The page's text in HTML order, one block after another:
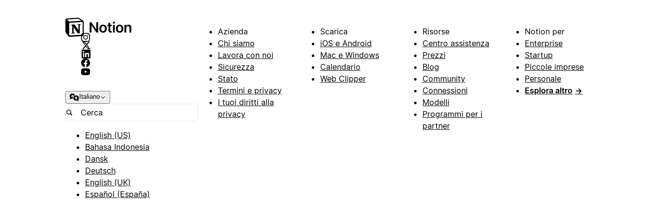
Italiano
English (US)
Bahasa Indonesia
Dansk
Deutsch
English (UK)
Español (España)
Azienda
Chi siamo
Lavora con noi
Sicurezza
Stato
Termini e privacy
I tuoi diritti alla
privacy
Scarica
iOS e Android
Mac e Windows
Calendario
Web Clipper
Risorse
Centro assistenza
Prezzi
Blog
Community
Connessioni
Modelli
Programmi per i
partner
Notion per
Enterprise
Startup
Piccole imprese
Personale
Esplora altro →